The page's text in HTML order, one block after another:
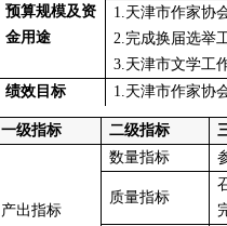
预算规模及资
金用途
1.天津市作家协
2.完成换届选举
3.天津市文学工
绩效目标
1.天津市作家协
一级指标 二级指标
产出指标
数量指标
质量指标